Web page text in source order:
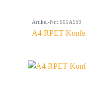
Artikel-Nr.: 001A159
A4 RPET